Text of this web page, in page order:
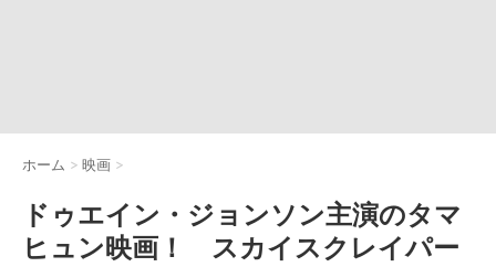
ホーム > 映画 >
ドゥエイン・ジョンソン主演のタマ
ヒュン映画！ スカイスクレイパー